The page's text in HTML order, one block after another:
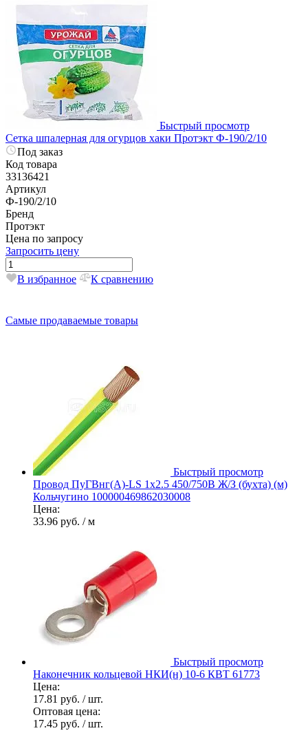
Быстрый просмотр
Сетка шпалерная для огурцов хаки Протэкт Ф-190/2/10
Под заказ
Код товара
33136421
Артикул
Ф-190/2/10
Бренд
Протэкт
Цена по запросу
Запросить цену
В избранное К сравнению
Самые продаваемые товары
Быстрый просмотр
Провод ПуГВнг(А)-LS 1х2.5 450/750В Ж/З (бухта) (м)
Кольчугино 100000469862030008
Цена:
33.96 руб. / м
Быстрый просмотр
Наконечник кольцевой НКИ(н) 10-6 КВТ 61773
Цена:
17.81 руб. / шт.
Оптовая цена:
17.45 руб. / шт.